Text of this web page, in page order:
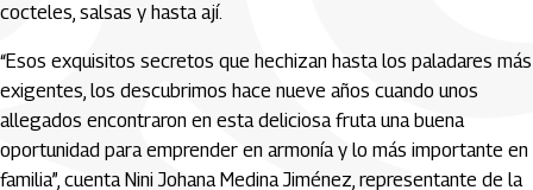
cocteles, salsas y hasta ají.
“Esos exquisitos secretos que hechizan hasta los paladares más
exigentes, los descubrimos hace nueve años cuando unos
allegados encontraron en esta deliciosa fruta una buena
oportunidad para emprender en armonía y lo más importante en
familia”, cuenta Nini Johana Medina Jiménez, representante de la